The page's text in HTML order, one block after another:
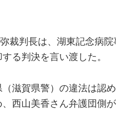
裁判長は、湖東記念病
る判決を言い渡した。
滋賀県警）の違法は認
西山美香さん弁護団側